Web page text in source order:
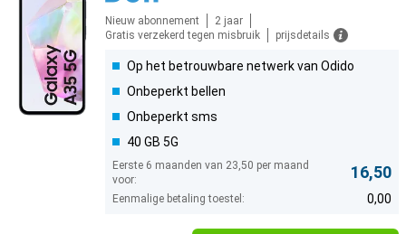
Nieuw abonnement
2 jaar
Gratis verzekerd tegen misbruik
prijsdetails
Op het betrouwbare netwerk van Odido
Onbeperkt bellen
Onbeperkt sms
40 GB 5G
Eerste 6 maanden van 23,50 per maand
voor:
16,50
Eenmalige betaling toestel: 0,00